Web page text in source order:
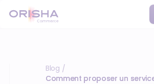
Blog /
Comment proposer un